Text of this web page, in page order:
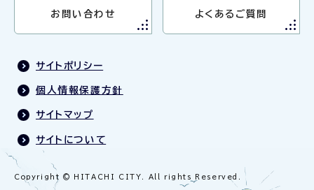
お問い合わせ よくあるご質問
サイトポリシー
個人情報保護方針
サイトマップ
サイトについて
Copyright © HITACHI CITY. All rights Reserved.